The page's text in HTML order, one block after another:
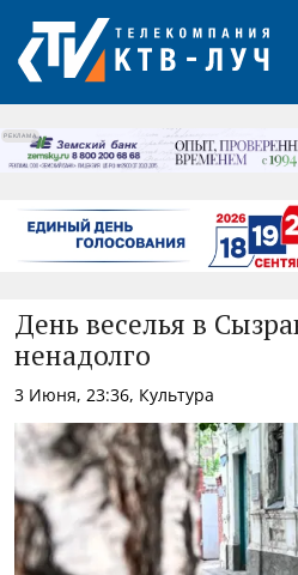
РЕКЛАМА
День веселья в
ненадолго
3 Июня, 23:36, Культура